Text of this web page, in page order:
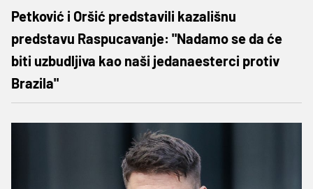
Petković i Oršić predstavili kazališnu
predstavu Raspucavanje: "Nadamo se da će
biti uzbudljiva kao naši jedanaesterci protiv
Brazila"